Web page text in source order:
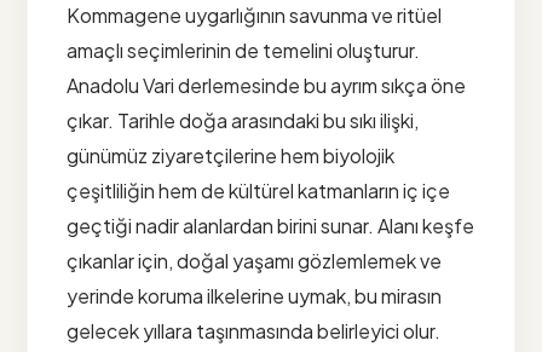
Kommagene uygarlığının savunma ve ritüel
amaçlı seçimlerinin de temelini oluşturur.
Anadolu Vari derlemesinde bu ayrım sıkça öne
çıkar. Tarihle doğa arasındaki bu sıkı ilişki,
günümüz ziyaretçilerine hem biyolojik
çeşitliliğin hem de kültürel katmanların iç içe
geçtiği nadir alanlardan birini sunar. Alanı keşfe
çıkanlar için, doğal yaşamı gözlemlemek ve
yerinde koruma ilkelerine uymak, bu mirasın
gelecek yıllara taşınmasında belirleyici olur.